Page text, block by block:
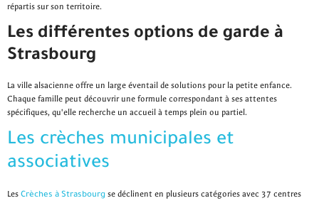
répartis sur son territoire.
Les différentes options de garde à
Strasbourg
La ville alsacienne offre un large éventail de solutions pour la petite enfance.
Chaque famille peut découvrir une formule correspondant à ses attentes
spécifiques, qu'elle recherche un accueil à temps plein ou partiel.
Les crèches municipales et
associatives
Les Crèches à Strasbourg se déclinent en plusieurs catégories avec 37 centres